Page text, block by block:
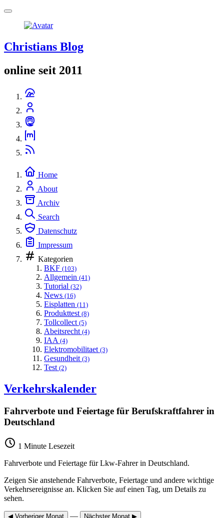
Christians Blog
online seit 2011
Home
About
Archiv
Search
Datenschutz
Impressum
Kategorien
BKF (103)
Allgemein (41)
Tutorial (32)
News (16)
Eisplatten (11)
Produkttest (8)
Tollcollect (5)
Abeitsrecht (4)
IAA (4)
Elektromobilitaet (3)
Gesundheit (3)
Test (2)
Verkehrskalender
Fahrverbote und Feiertage für Berufskraftfahrer in
Deutschland
1 Minute Lesezeit
Fahrverbote und Feiertage für Lkw-Fahrer in Deutschland.
Zeigen Sie anstehende Fahrverbote, Feiertage und andere wichtige
Verkehrsereignisse an. Klicken Sie auf einen Tag, um Details zu
sehen.
◀ Vorheriger Monat — Nächster Monat ▶